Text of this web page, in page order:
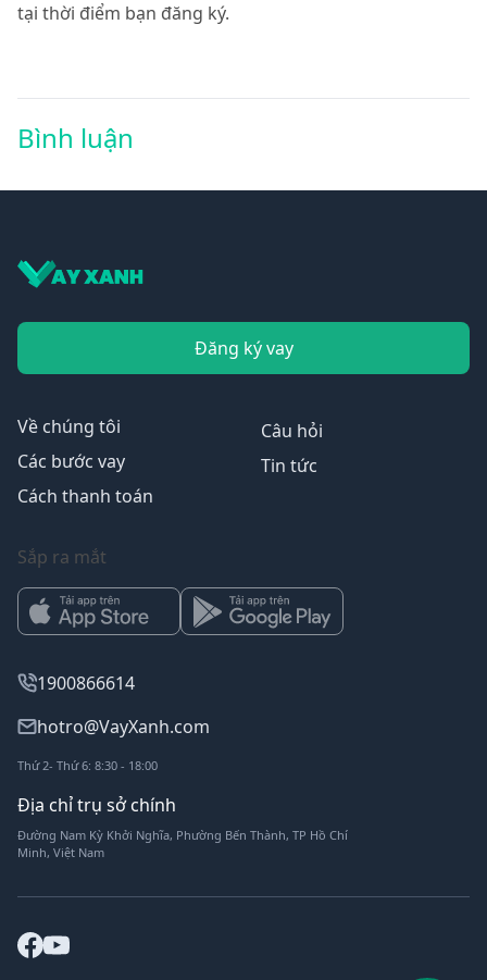
tại thời điểm bạn đăng ký.
Bình luận
Đăng ký vay
Về chúng tôi
Các bước vay
Cách thanh toán
Câu hỏi
Tin tức
Sắp ra mắt
1900866614
hotro@VayXanh.com
Thứ 2- Thứ 6: 8:30 - 18:00
Địa chỉ trụ sở chính
Đường Nam Kỳ Khởi Nghĩa, Phường Bến Thành, TP Hồ Chí
Minh, Việt Nam